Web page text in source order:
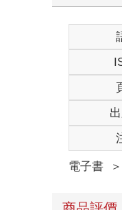
電子書 ＞